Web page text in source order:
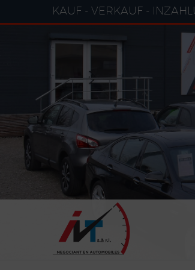
KAUF - VERKAUF -
Cookie-Einstellungen